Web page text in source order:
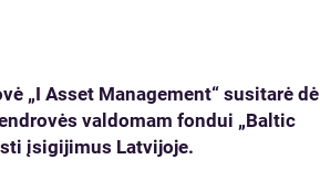
„I Asset Management“ susitarė dėl
valdomam fondui „Baltic
įsigijimus Latvijoje.